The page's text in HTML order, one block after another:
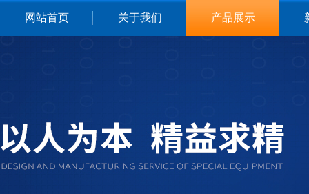
网站首页 关于我们 产品展示